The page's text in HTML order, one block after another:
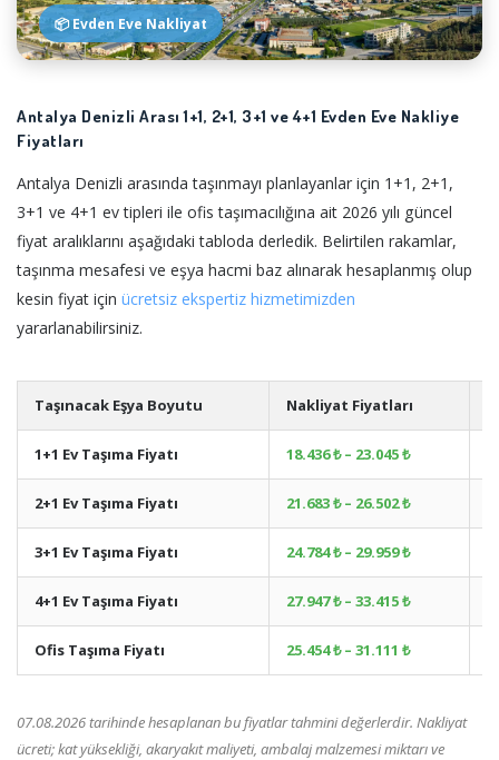
📦 Evden Eve Nakliyat
Antalya Denizli Arası 1+1, 2+1, 3+1 ve 4+1 Evden Eve Nakliye
Fiyatları
Antalya Denizli arasında taşınmayı planlayanlar için 1+1, 2+1,
3+1 ve 4+1 ev tipleri ile ofis taşımacılığına ait 2026 yılı güncel
fiyat aralıklarını aşağıdaki tabloda derledik. Belirtilen rakamlar,
taşınma mesafesi ve eşya hacmi baz alınarak hesaplanmış olup
kesin fiyat için ücretsiz ekspertiz hizmetimizden
yararlanabilirsiniz.
Taşınacak Eşya Boyutu Nakliyat Fiyatları
1+1 Ev Taşıma Fiyatı 18.436 ₺ – 23.045 ₺
2+1 Ev Taşıma Fiyatı 21.683 ₺ – 26.502 ₺
3+1 Ev Taşıma Fiyatı 24.784 ₺ – 29.959 ₺
4+1 Ev Taşıma Fiyatı 27.947 ₺ – 33.415 ₺
Ofis Taşıma Fiyatı 25.454 ₺ – 31.111 ₺
07.08.2026 tarihinde hesaplanan bu fiyatlar tahmini değerlerdir. Nakliyat
ücreti; kat yüksekliği, akaryakıt maliyeti, ambalaj malzemesi miktarı ve